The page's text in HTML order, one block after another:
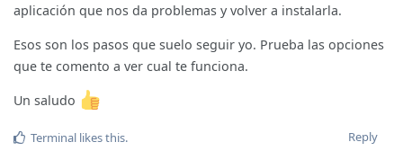
aplicación que nos da problemas y volver a instalarla.
Esos son los pasos que suelo seguir yo. Prueba las opciones
que te comento a ver cual te funciona.
Un saludo
Reply
Terminal likes this.